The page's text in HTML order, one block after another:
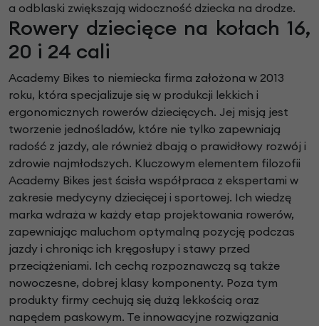
a odblaski zwiększają widoczność dziecka na drodze.
Rowery dziecięce na kołach 16,
20 i 24 cali
Academy Bikes to niemiecka firma założona w 2013
roku, która specjalizuje się w produkcji lekkich i
ergonomicznych rowerów dziecięcych. Jej misją jest
tworzenie jednośladów, które nie tylko zapewniają
radość z jazdy, ale również dbają o prawidłowy rozwój i
zdrowie najmłodszych. Kluczowym elementem filozofii
Academy Bikes jest ścisła współpraca z ekspertami w
zakresie medycyny dziecięcej i sportowej. Ich wiedzę
marka wdraża w każdy etap projektowania rowerów,
zapewniając maluchom optymalną pozycję podczas
jazdy i chroniąc ich kręgosłupy i stawy przed
przeciążeniami. Ich cechą rozpoznawczą są także
nowoczesne, dobrej klasy komponenty. Poza tym
produkty firmy cechują się dużą lekkością oraz
napędem paskowym. Te innowacyjne rozwiązania